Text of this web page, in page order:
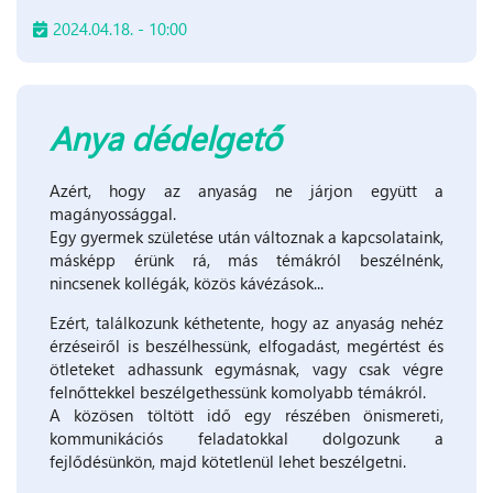
2024.04.18. - 10:00
Anya dédelgető
Azért, hogy az anyaság ne járjon együtt a
magányossággal.
Egy gyermek születése után változnak a kapcsolataink,
másképp érünk rá, más témákról beszélnénk,
nincsenek kollégák, közös kávézások...
Ezért, találkozunk kéthetente, hogy az anyaság nehéz
érzéseiről is beszélhessünk, elfogadást, megértést és
ötleteket adhassunk egymásnak, vagy csak végre
felnőttekkel beszélgethessünk komolyabb témákról.
A közösen töltött idő egy részében önismereti,
kommunikációs feladatokkal dolgozunk a
fejlődésünkön, majd kötetlenül lehet beszélgetni.